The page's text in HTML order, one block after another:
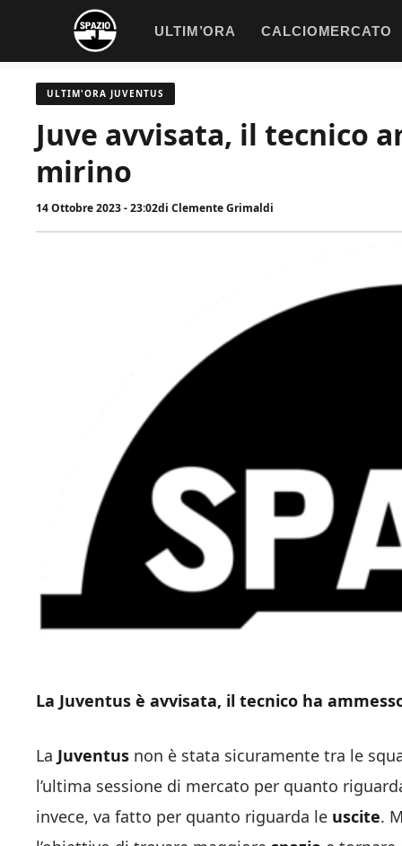
contenuto
ULTIM’ORA CALCIOMERCATO
ULTIM'ORA JUVENTUS
Juve avvisata, il tecnico
mirino
14 Ottobre 2023 - 23:02di Clemente Grimaldi
La Juventus è avvisata, il tecnico ha
La Juventus non è stata sicuramente tra le
l’ultima sessione di mercato per quanto
invece, va fatto per quanto riguarda le uscite.